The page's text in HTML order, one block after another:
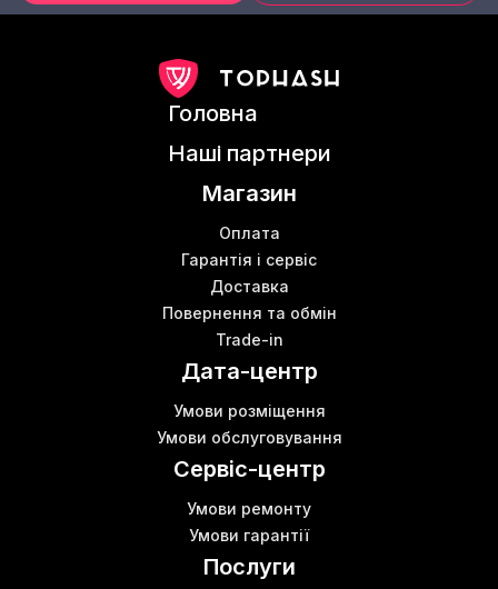
Головна
Наші партнери
Магазин
Оплата
Гарантія і сервіс
Доставка
Повернення та обмін
Trade-in
Дата-центр
Умови розміщення
Умови обслуговування
Сервіс-центр
Умови ремонту
Умови гарантії
Послуги